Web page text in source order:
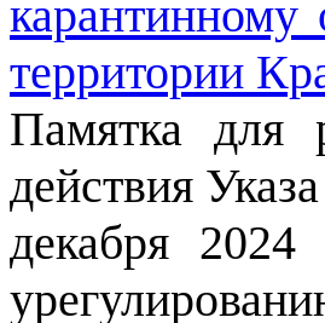
карантинному
территории
Памятка для
действия
декабря